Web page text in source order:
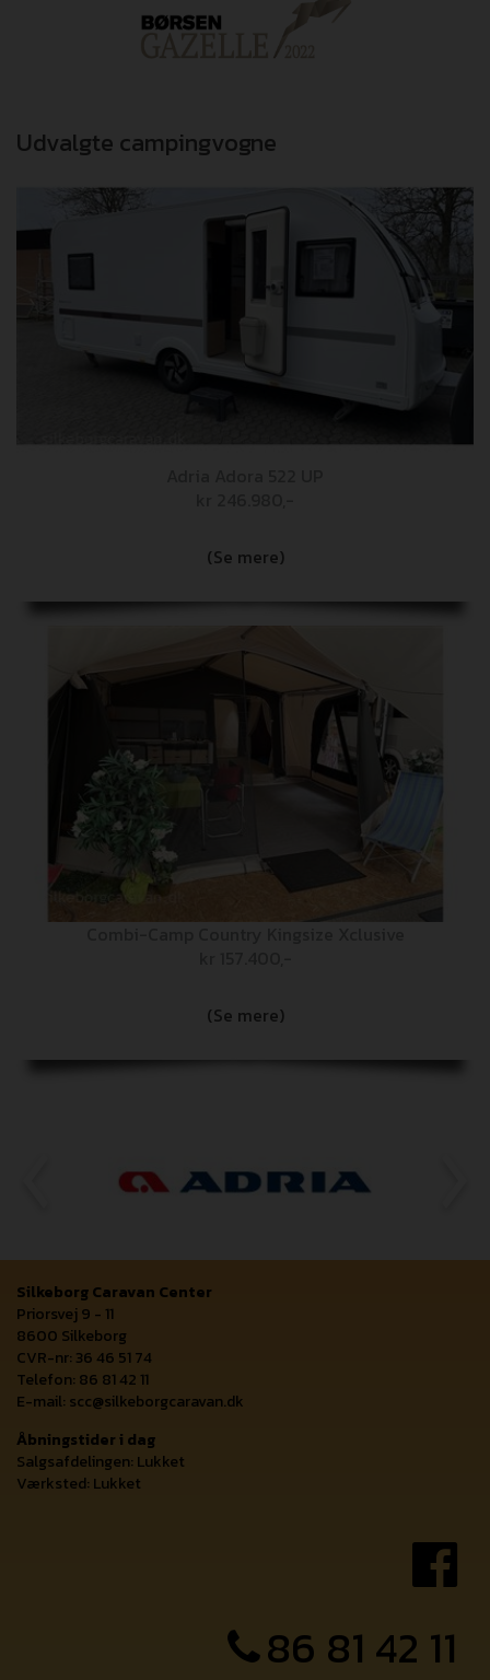
Udvalgte campingvogne
(Se mere)
(Se mere)
Silkeborg Caravan Center
Priorsvej 9 - 11
8600 Silkeborg
CVR-nr: 36 46 51 74
Telefon: 86 81 42 11
E-mail: scc@silkeborgcaravan.dk
Åbningstider i dag
Salgsafdelingen: Lukket
Værksted: Lukket
86 81 42 11